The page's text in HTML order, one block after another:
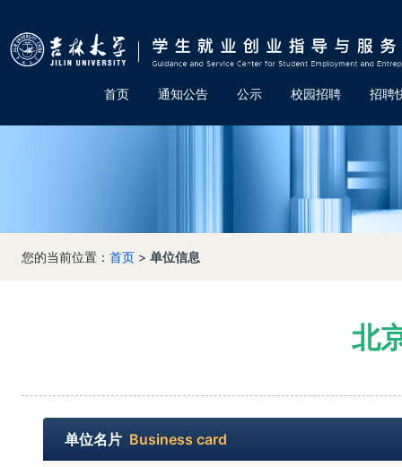
首页 通知公告 公示 校园招聘 招聘
您的当前位置： 首页 > 单位信息
北
单位名片 Business card